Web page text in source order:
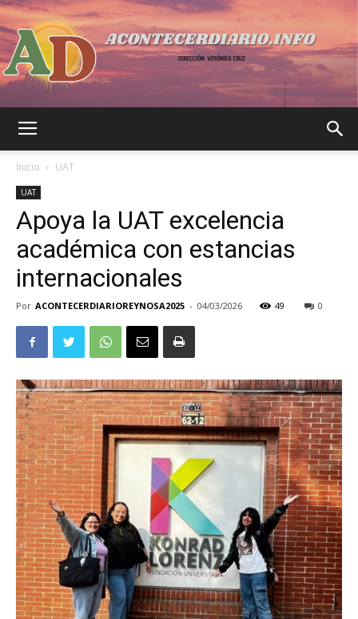
Diario
Inicio UAT
UAT
Apoya la UAT excelencia
académica con estancias
internacionales
Por ACONTECERDIARIOREYNOSA2025 - 04/03/2026 49 0